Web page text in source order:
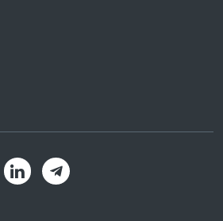
InstagramLinkedInTelegram